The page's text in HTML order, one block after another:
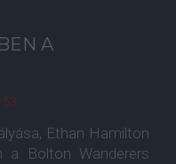
A
Ethan Hamilton
a Bolton Wanderers